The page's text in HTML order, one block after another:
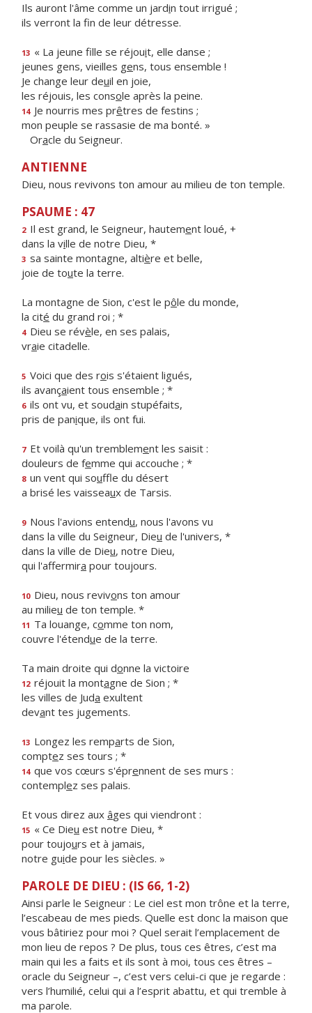
Ils auront l'âme comme un jardin tout irrigué ;
ils verront la fn de leur détresse.
13 « La jeune fille se réjouit, elle danse ;
jeunes gens, vieilles gens, tous ensemble !
Je change leur deuil en joie,
les réjouis, les console après la peine.
14 Je nourris mes prêtres de festins ;
mon peuple se rassasie de ma bonté. »
Oracle du Seigneur.
ANTIENNE
Dieu, nous revivons ton amour au milieu de ton temple.
PSAUME : 47
2 Il est grand, le Seigneur, hautement loué, +
dans la ville de notre Dieu, *
3 sa sainte montagne, altière et belle,
joie de toute la terre.
La montagne de Sion, c'est le pôle du monde,
la cité du grand roi ; *
4 Dieu se révèle, en ses palais,
vraie citadelle.
5 Voici que des rois s'étaient ligués,
ils avançaient tous ensemble ; *
6 ils ont vu, et soudain stupéfaits,
pris de panique, ils ont fui.
7 Et voilà qu'un tremblement les saisit :
douleurs de femme qui accouche ; *
8 un vent qui souffle du désert
a brisé les vaisseaux de Tarsis.
9 Nous l'avions entendu, nous l'avons vu
dans la ville du Seigneur, Dieu de l'univers, *
dans la ville de Dieu, notre Dieu,
qui l'affermira pour toujours.
10 Dieu, nous revivons ton amour
au milieu de ton temple. *
11 Ta louange, comme ton nom,
couvre l'étendue de la terre.
Ta main droite qui donne la victoire
12 réjouit la montagne de Sion ; *
les villes de Juda exultent
devant tes jugements.
13 Longez les remparts de Sion,
comptez ses tours ; *
14 que vos cœurs s'éprennent de ses murs :
contemplez ses palais.
Et vous direz aux âges qui viendront :
15 « Ce Dieu est notre Dieu, *
pour toujours et à jamais,
notre guide pour les siècles. »
PAROLE DE DIEU : (IS 66, 1-2)
Ainsi parle le Seigneur : Le ciel est mon trône et la terre,
l’escabeau de mes pieds. Quelle est donc la maison que
vous bâtiriez pour moi ? Quel serait l’emplacement de
mon lieu de repos ? De plus, tous ces êtres, c’est ma
main qui les a faits et ils sont à moi, tous ces êtres –
oracle du Seigneur –, c’est vers celui-ci que je regarde :
vers l’humilié, celui qui a l’esprit abattu, et qui tremble à
ma parole.